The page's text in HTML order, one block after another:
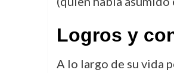
Logros y
A lo largo de su vida